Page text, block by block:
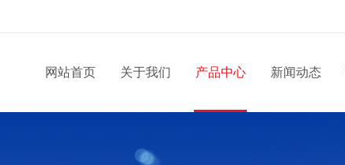
网站首页 关于我们 产品中心 新闻动态